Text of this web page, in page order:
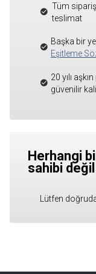
Tüm
teslimat
Başka bir
Eşitleme
20 yılı
güvenilir
Herhangi
sahibi
Lütfen